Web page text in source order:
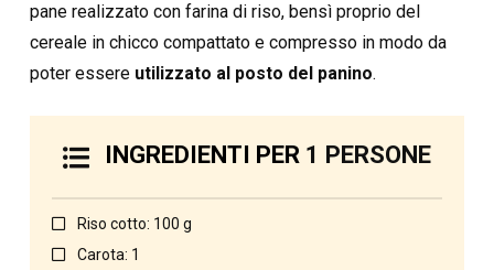
pane realizzato con farina di riso, bensì proprio del
cereale in chicco compattato e compresso in modo da
poter essere utilizzato al posto del panino.
INGREDIENTI PER 1 PERSONE
Riso cotto: 100 g
Carota: 1